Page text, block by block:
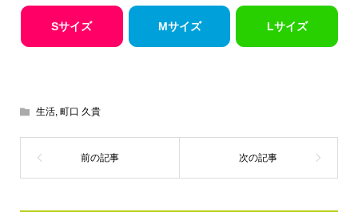
Sサイズ Mサイズ Lサイズ
生活, 町口 久貴